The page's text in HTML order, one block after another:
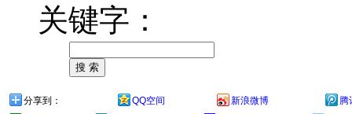
关键字：
分享到： QQ空间 新浪微博
腾